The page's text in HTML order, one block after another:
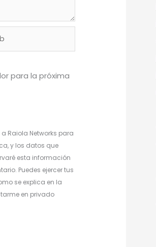
para la próxima
Raiola Networks para
y los datos que
esta información
Puedes ejercer tus
se explica en la
en privado